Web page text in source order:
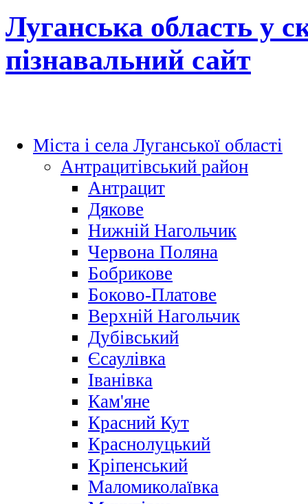
Луганська область у
пізнавальний сайт
Міста і села Луганської області
Антрацитівський район
Антрацит
Дякове
Нижній Нагольчик
Червона Поляна
Бобрикове
Боково-Платове
Верхній Нагольчик
Дубівський
Єсаулівка
Іванівка
Кам'яне
Красний Кут
Краснолуцький
Кріпенський
Маломиколаївка